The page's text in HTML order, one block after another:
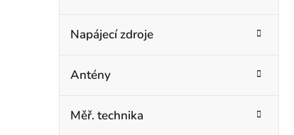
Napájecí zdroje
Antény
Měř. technika